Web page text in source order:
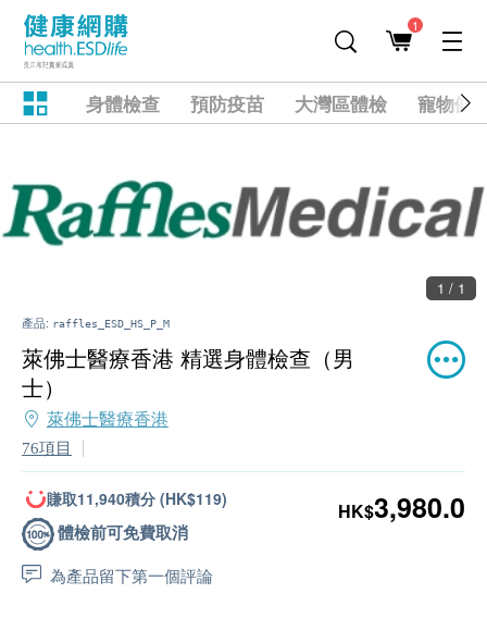
1
身體檢查 預防疫苗 大灣區體檢 寵物健
1 / 1
產品: raffles_ESD_HS_P_M
萊佛士醫療香港 精選身體檢查（男
士）
萊佛士醫療香港
76項目
賺取11,940積分 (HK$119)
體檢前可免費取消
為產品留下第一個評論
HK$3,980.0